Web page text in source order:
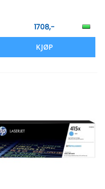
1708,-
KJØP